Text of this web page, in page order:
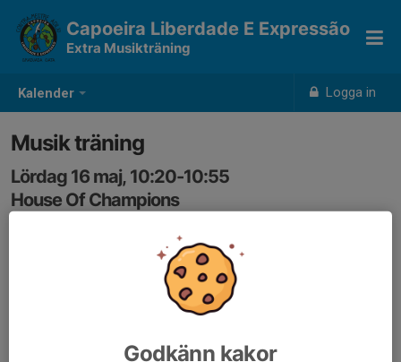
Kalender Logga in
Capoeira Liberdade E Expressão
Extra Musikträning
Musik träning
Lördag 16 maj, 10:20-10:55
House Of Champions
Samling: 10:20, Mellan salen
Godkänn kakor